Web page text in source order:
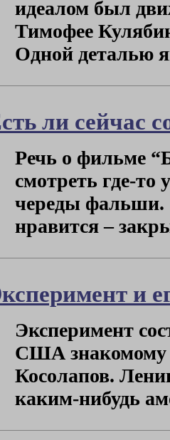
идеалом был
Тимофее
Одной деталью
ли сейчас
Речь о фильме
смотреть где-то
череды фальши.
нравится –
и
Эксперимент
США знакомому
Косолапов.
каким-нибудь